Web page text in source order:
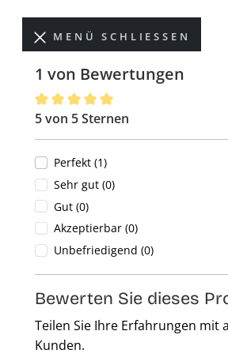
MENÜ SCHLIESSEN
1 von Bewertungen
Durchschnittliche Bewertung
5 von 5 Sternen
Perfekt (1)
Sehr gut (0)
Gut (0)
Akzeptierbar (0)
Unbefriedigend (0)
Bewerten Sie dieses
Teilen Sie Ihre Erfahrungen mit
Kunden.